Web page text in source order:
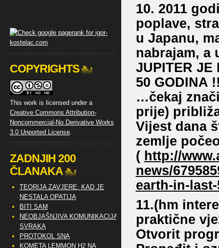
10. 2011
poplave,
u Japanu,
nabrajam, a
JUPITER JE
50 GODINA
…čekaj
prije)
Vijest dana
zemlje
( http://
news/
earth-in-
11.(hm
praktične
Otvorit
COPYRIGHTS
This work is licensed under a
Creative Commons Attribution-
Noncommercial-No Derivative Works
3.0 Unported License.
ZADNJIH 200
ČLANAKA
TEORIJA ZAVJERE: KAD JE
NESTALA OPATIJA
BITI SAM
NEOBJAŠNJIVA KOMUNIKACIJA
SVRAKA
PROTOKOL SNA
KOMETA LEMMON H2 NA